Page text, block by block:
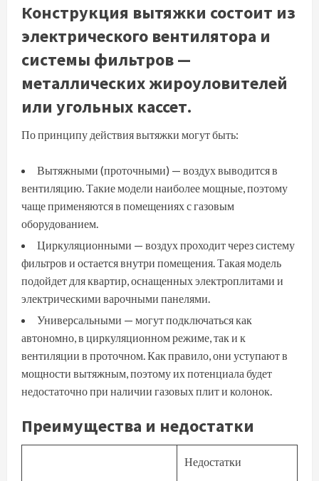
Конструкция вытяжки состоит из
электрического вентилятора и
системы фильтров —
металлических жироуловителей
или угольных кассет.
По принципу действия вытяжки могут быть:
Вытяжными (проточными) — воздух выводится в
вентиляцию. Такие модели наиболее мощные, поэтому
чаще применяются в помещениях с газовым
оборудованием.
Циркуляционными — воздух проходит через систему
фильтров и остается внутри помещения. Такая модель
подойдет для квартир, оснащенных электроплитами и
электрическими варочными панелями.
Универсальными — могут подключаться как
автономно, в циркуляционном режиме, так и к
вентиляции в проточном. Как правило, они уступают в
мощности вытяжным, поэтому их потенциала будет
недостаточно при наличии газовых плит и колонок.
Преимущества и недостатки
Недостатки